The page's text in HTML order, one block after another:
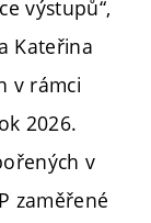
výstupů“,
Kateřina
v rámci
2026.
v
zaměřené